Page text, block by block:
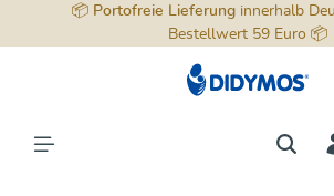
springen
📦 Portofreie Lieferung innerhalb
Bestellwert 59 Euro 📦